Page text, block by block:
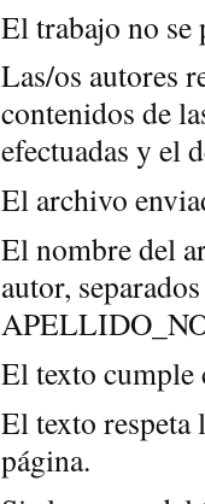
El trabajo no
Las/os autores
contenidos de
efectuadas y el
El archivo
El nombre del
autor,
El texto
El texto respeta
página.